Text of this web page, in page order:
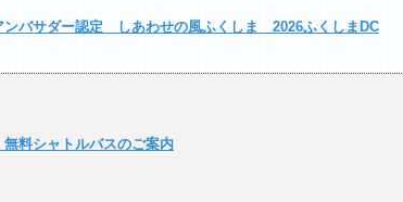
バサダー認定 しあわせの風ふくしま 2026ふくしまDC
料シャトルバスのご案内